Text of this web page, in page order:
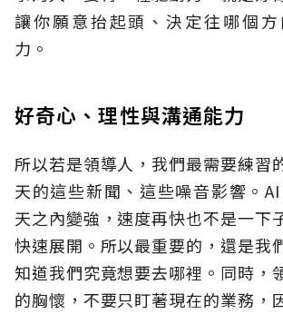
讓你願意抬起頭、決定往哪個
力。
好奇心、理性與溝通能力
所以若是領導人 ，我們最需要練習
天的這些新聞、這些噪音影響。
天之內變強，速度再快也不是一下
快速展開。所以最重要的，還是我
知道我們究竟想要去哪裡。 同時，
的胸懷，不要只盯著現在的業務，